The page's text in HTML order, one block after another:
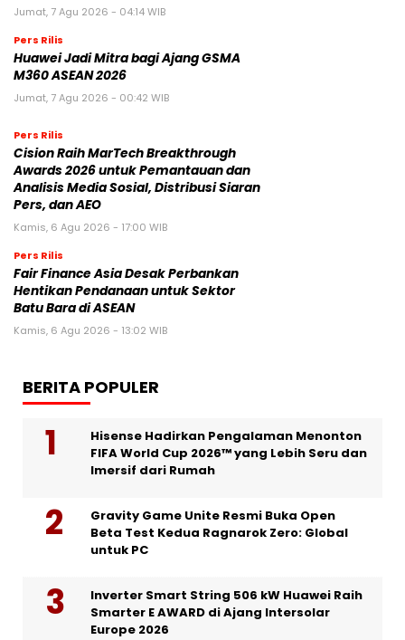
Jumat, 7 Agu 2026 - 04:14 WIB
Pers Rilis
Huawei Jadi Mitra bagi Ajang GSMA
M360 ASEAN 2026
Jumat, 7 Agu 2026 - 00:42 WIB
Pers Rilis
Cision Raih MarTech Breakthrough
Awards 2026 untuk Pemantauan dan
Analisis Media Sosial, Distribusi Siaran
Pers, dan AEO
Kamis, 6 Agu 2026 - 17:00 WIB
Pers Rilis
Fair Finance Asia Desak Perbankan
Hentikan Pendanaan untuk Sektor
Batu Bara di ASEAN
Kamis, 6 Agu 2026 - 13:02 WIB
BERITA POPULER
Hisense Hadirkan Pengalaman Menonton
FIFA World Cup 2026™ yang Lebih Seru dan
Imersif dari Rumah
Gravity Game Unite Resmi Buka Open
Beta Test Kedua Ragnarok Zero: Global
untuk PC
Inverter Smart String 506 kW Huawei Raih
Smarter E AWARD di Ajang Intersolar
Europe 2026